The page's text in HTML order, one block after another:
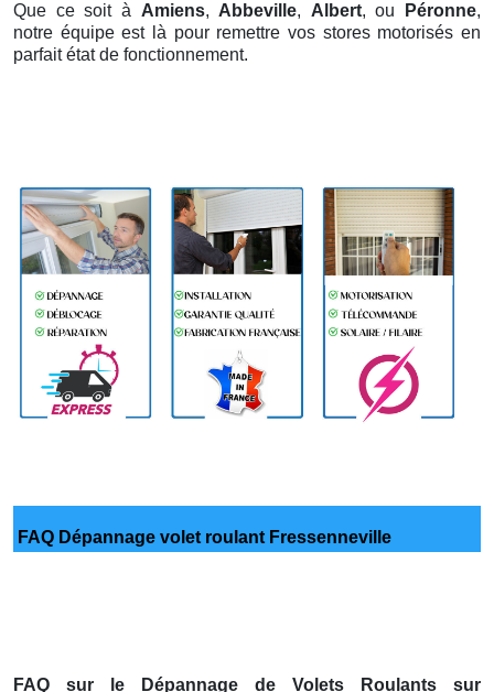
Que ce soit à Amiens, Abbeville, Albert, ou Péronne,
notre équipe est là pour remettre vos stores motorisés en
parfait état de fonctionnement.
FAQ Dépannage volet roulant Fressenneville
FAQ sur le Dépannage de Volets Roulants sur